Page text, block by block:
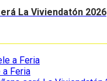
La Viviendatón 2026
a Feria